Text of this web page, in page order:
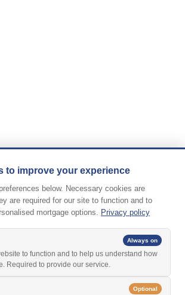
to improve your experience
below. Necessary cookies are
are required for our site to function and to
mortgage options. Privacy policy
Always on
to function and to help us understand how
Required to provide our service.
Optional